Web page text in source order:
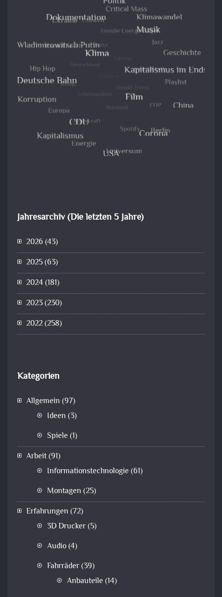
Jahresarchiv (Die letzten 5 Jahre)
2026 (43)
2025(63)
2024(181)
2023(230)
2022(258)
Kategorien
Allgemein (97)
Ideen (3)
Spiele (1)
Arbeit(91)
Informationstechnologie (61)
Montagen (25)
Erfahrungen (72)
3D Drucker(5)
Audio(4)
Fahrräder(39)
Anbauteile (14)